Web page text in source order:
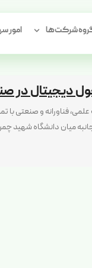
شرکت‌ها امور
مرکز
دیجیتال در
فناورانه و صنعتی با
میان دانشگاه شهید